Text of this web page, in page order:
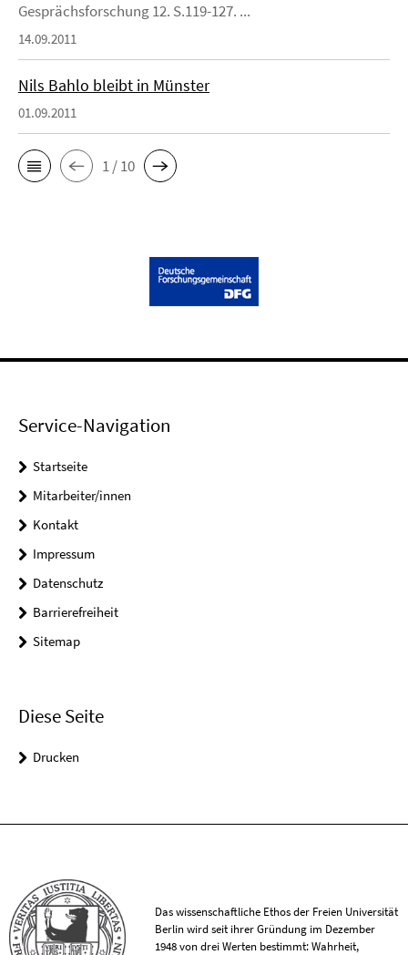
Gesprächsforschung 12. S.119-127. ...
14.09.2011
Nils Bahlo bleibt in Münster
01.09.2011
1 / 10
Service-Navigation
Startseite
Mitarbeiter/innen
Kontakt
Impressum
Datenschutz
Barrierefreiheit
Sitemap
Diese Seite
Drucken
Das wissenschaftliche Ethos der Freien Universität
Berlin wird seit ihrer Gründung im Dezember
1948 von drei Werten bestimmt: Wahrheit,